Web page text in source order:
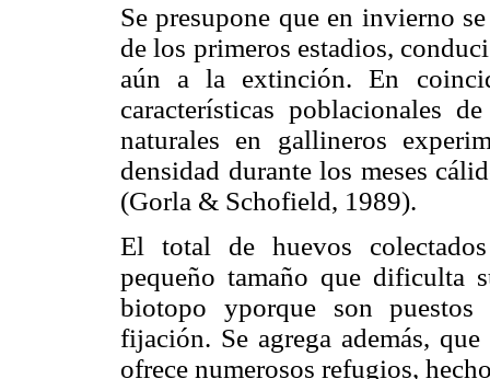
Se presupone que en invierno
de los primeros estadios,
aún a la extinción. En
características poblacionales
naturales en gallineros
densidad durante los meses
(Gorla & Schofield, 1989).
El total de huevos
pequeño tamaño que dificulta
biotopo yporque son
fijación. Se agrega además,
ofrece numerosos refugios,